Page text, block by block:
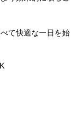
て快適な一日を始